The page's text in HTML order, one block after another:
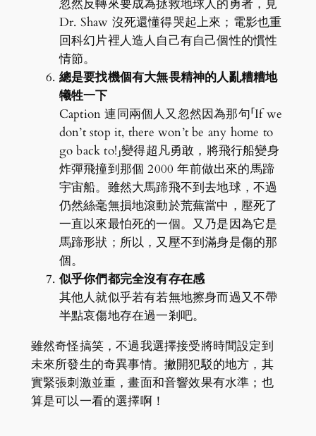
忽然反轉來要成為拯救地球人的勇者，見
Dr. Shaw 沒死還懂得哭起上來；電影也重
回科幻片裡人造人自己有自己個性的慣性
情節。
總是要找機個有大無畏精神的人亂糟糟地
犧牲一下
Caption 連同兩個人又忽然因為那句「If we
don’t stop it, there won’t be any home to
go back to!」變得超凡勇敢，將飛行船變身
炸彈飛撞到那個 2000 年前做出來的馬蹄
宇宙船。雖然大馬蹄飛不到去地球，不過
仍然絲毫無損地滾動於荒蕪當中，壓死了
一直以來最怕死的一個。又乃是因為它是
馬蹄形狀；所以，又壓不到滿身是傷的那
個。
似乎你們都完全沒有存在感
其他人就似乎若有若無地擦身而過又不帶
半點哀傷地存在過一剎吧。
雖然奇怪搞笑，不過我選擇接受將時間設定到
未來所發生的奇異事情。撇開犯駁的地方，其
實緊張刺激並重，畫面和音響效果有水準；也
算是可以一看的選擇啊！